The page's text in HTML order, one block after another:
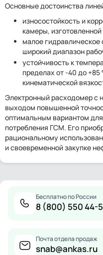
Основные достоинства
износостойкость и
камеры,
малое гидравлическое
широкий диапазон
устойчивость к
пределах от -40 до
кинематической
Электронный расходомер
выходом повышенной
оптимальным вариантом
потребления ГСМ. Его
рациональному
и своевременной закупке
Бесплатно по России
8 (800) 550 44-
Почта отдела продаж
snab@ankas.ru